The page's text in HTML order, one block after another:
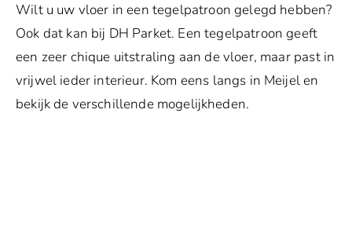
Wilt u uw vloer in een tegelpatroon gelegd hebben?
Ook dat kan bij DH Parket. Een tegelpatroon geeft
een zeer chique uitstraling aan de vloer, maar past in
vrijwel ieder interieur. Kom eens langs in Meijel en
bekijk de verschillende mogelijkheden.